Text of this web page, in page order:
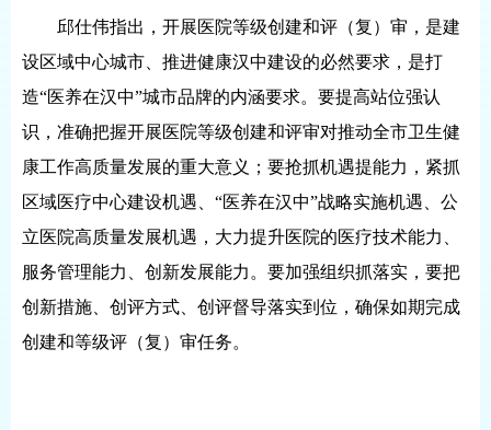
邱仕伟指出，开展医院等级创建和评（复）审，是建
设区域中心城市、推进健康汉中建设的必然要求，是打
造“医养在汉中”城市品牌的内涵要求。要提高站位强认
识，准确把握开展医院等级创建和评审对推动全市卫生健
康工作高质量发展的重大意义；要抢抓机遇提能力，紧抓
区域医疗中心建设机遇、“医养在汉中”战略实施机遇、公
立医院高质量发展机遇，大力提升医院的医疗技术能力、
服务管理能力、创新发展能力。要加强组织抓落实，要把
创新措施、创评方式、创评督导落实到位，确保如期完成
创建和等级评（复）审任务。